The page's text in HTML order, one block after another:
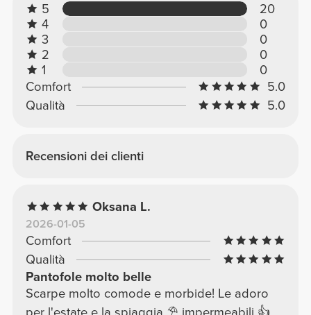
5
20
4
0
3
0
2
0
1
0
Comfort
5.0
Qualità
5.0
Recensioni dei clienti
Oksana L.
2026-01-05
Comfort
Qualità
Pantofole molto belle
Scarpe molto comode e morbide! Le adoro